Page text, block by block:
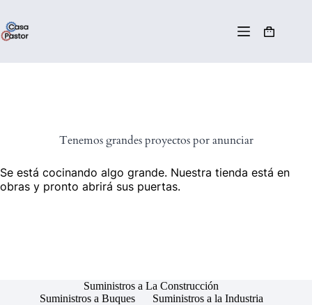
Tenemos grandes proyectos por anunciar
Se está cocinando algo grande. Nuestra tienda está en
obras y pronto abrirá sus puertas.
Suministros a La Construcción
Suministros a Buques
Suministros a la Industria